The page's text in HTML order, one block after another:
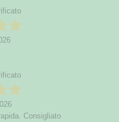
Consigliato